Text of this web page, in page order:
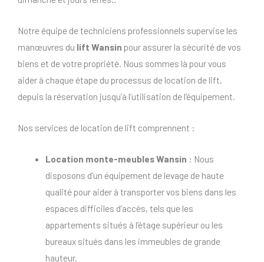
Notre équipe de techniciens professionnels supervise les
manœuvres du lift Wansin pour assurer la sécurité de vos
biens et de votre propriété. Nous sommes là pour vous
aider à chaque étape du processus de location de lift,
depuis la réservation jusqu’à l’utilisation de l’équipement.
Nos services de location de lift comprennent :
Location monte-meubles Wansin : Nous
disposons d’un équipement de levage de haute
qualité pour aider à transporter vos biens dans les
espaces difficiles d’accès, tels que les
appartements situés à l’étage supérieur ou les
bureaux situés dans les immeubles de grande
hauteur.